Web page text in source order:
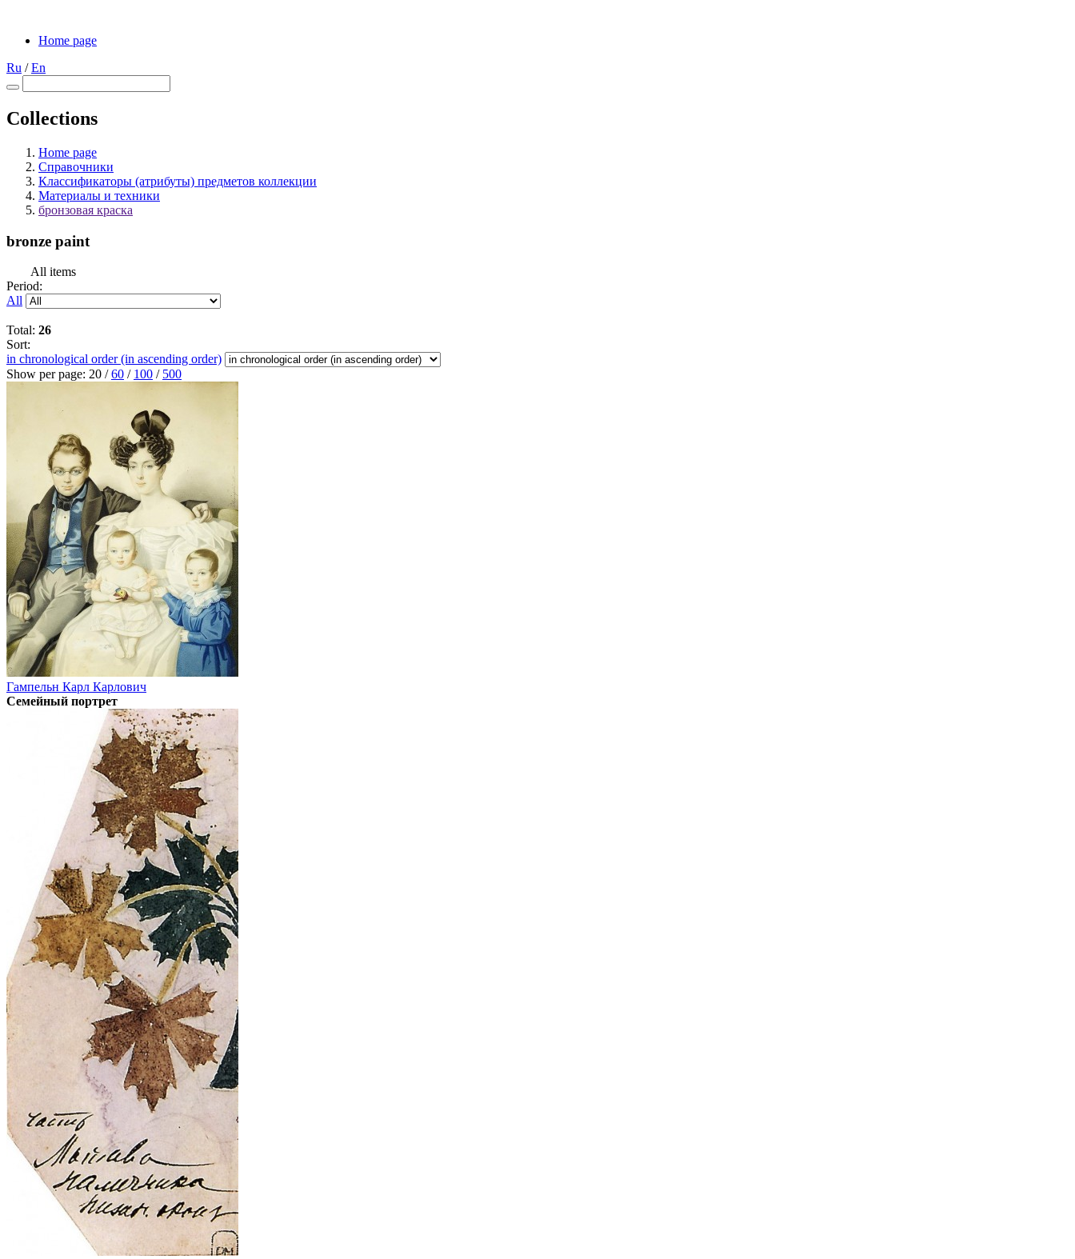
Home page
Ru /En
Collections
Home page
Справочники
Классификаторы (атрибуты) предметов коллекции
Материалы и техники
бронзовая краска
bronze paint
All items
Period:
All
Total: 26
Sort:
in chronological order (in ascending order)
Show per page: 20 /60 / 100 / 500
Гампельн Карл Карлович
Семейный портрет